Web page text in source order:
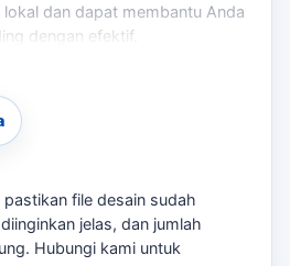
dan dapat membantu Anda
dengan efektif.
balon tepuk: Untuk
masih berdekatan,
dan jadwal.
Event
file desain sudah
jelas, dan jumlah
Hubungi kami untuk